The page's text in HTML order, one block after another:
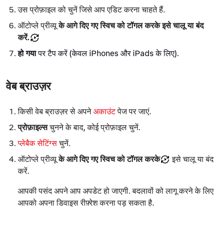
उस प्रोफ़ाइल को चुनें जिसे आप एडिट करना चाहते हैं.
ऑटोप्ले प्रीव्यूके आगे दिए गए स्विच को टॉगल करके इसे चालू या बंद
करें.
हो गयापरटैप करें(केवल iPhones और iPads के लिए).
वेब ब्राउज़र
किसी वेब ब्राउज़र से अपनेअकाउंटपेज पर जाएं.
प्रोफ़ाइल्सचुनने के बाद, कोई प्रोफ़ाइल चुनें.
प्लेबैक सेटिंग्सचुनें.
ऑटोप्ले प्रीव्यूके आगे दिए गए स्विच को टॉगल करके
इसे चालू या बंद
करें.
आपकी पसंद अपने आप अपडेट हो जाएगी. बदलावों को लागू करने के लिए
आपको अपना डिवाइस रीफ़्रेश करना पड़ सकता है.